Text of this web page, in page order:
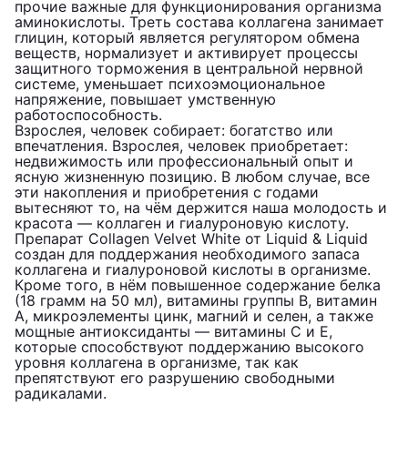
прочие важные для функционирования организма
аминокислоты. Треть состава коллагена занимает
глицин, который является регулятором обмена
веществ, нормализует и активирует процессы
защитного торможения в центральной нервной
системе, уменьшает психоэмоциональное
напряжение, повышает умственную
работоспособность.
Взрослея, человек собирает: богатство или
впечатления. Взрослея, человек приобретает:
недвижимость или профессиональный опыт и
ясную жизненную позицию. В любом случае, все
эти накопления и приобретения с годами
вытесняют то, на чём держится наша молодость и
красота — коллаген и гиалуроновую кислоту.
Препарат Collagen Velvet White от Liquid & Liquid
создан для поддержания необходимого запаса
коллагена и гиалуроновой кислоты в организме.
Кроме того, в нём повышенное содержание белка
(18 грамм на 50 мл), витамины группы B, витамин
А, микроэлементы цинк, магний и селен, а также
мощные антиоксиданты — витамины С и Е,
которые способствуют поддержанию высокого
уровня коллагена в организме, так как
препятствуют его разрушению свободными
радикалами.